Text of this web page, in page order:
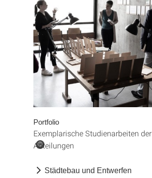
©
Portfolio
Exemplarische Studienarbeiten der
Abteilungen
Städtebau und Entwerfen